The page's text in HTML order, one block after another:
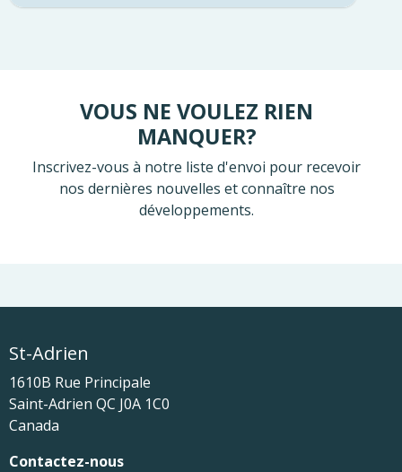
VOUS NE VOULEZ RIEN
MANQUER?
Inscrivez-vous à notre liste d'envoi pour recevoir
nos dernières nouvelles et connaître nos
développements.
St-Adrien
1610B Rue Principale
Saint-Adrien QC J0A 1C0
Canada
Contactez-nous